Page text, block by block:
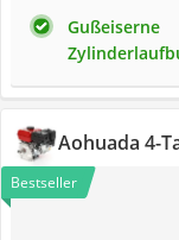
Gußeiserne
Aohuada 4-
Bestseller